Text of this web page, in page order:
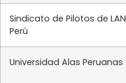
Sindicato de Pilotos de LAN
Perú
Universidad Alas Peruanas